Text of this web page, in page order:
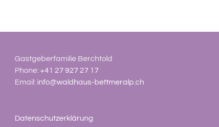
Gastgeberfamilie Berchtold
Phone:+41 27 927 27 17
Email: info@waldhaus-bettmeralp.ch
Datenschutzerklärung